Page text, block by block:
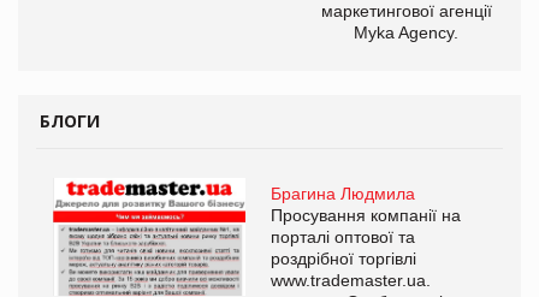
маркетингової агенції
Myka Agency.
БЛОГИ
Брагина Людмила
Просування компанії на
порталі оптової та
роздрібної торгівлі
www.trademaster.ua.